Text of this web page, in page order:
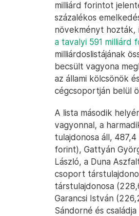
milliárd forintot
százalékos
növekményt hozták,
a tavalyi 591 milliárd
milliárdoslistájának
becsült vagyona
az állami kölcsönök
cégcsoportján belül
A lista második
vagyonnal, a
tulajdonosa áll,
forint), Gattyán
László, a Duna
csoport
társtulajdonosa
Garancsi István
Sándorné és